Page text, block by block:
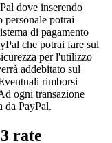
dove inserendo
potrai
di pagamento
che potrai fare sul
per l'utilizzo
addebitato sul
rimborsi
ogni transazione
da PayPal.